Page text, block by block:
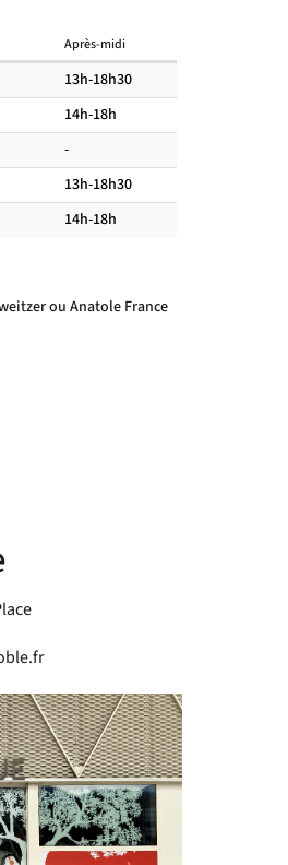
Après-midi
13h-18h30
14h-18h
-
13h-18h30
14h-18h
ou Anatole France